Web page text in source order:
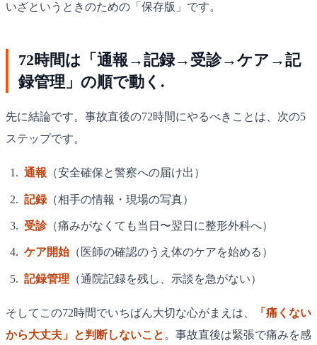
いざというときのための「保存版」です。
72時間は「通報→記録→受診→ケア→記
録管理」の順で動く.
先に結論です。事故直後の72時間にやるべきことは、次の5
ステップです。
通報 （安全確保と警察への届け出）
記録（相手の情報・現場の写真）
受診（痛みがなくても当日〜翌日に整形外科へ）
ケア開始（医師の確認のうえ体のケアを始める）
記録管理 （通院記録を残し、示談を急がない）
そしてこの72時間でいちばん大切な心がまえは、
「痛くない
から大丈夫」と判断しないこと 。事故直後は緊張で痛みを感